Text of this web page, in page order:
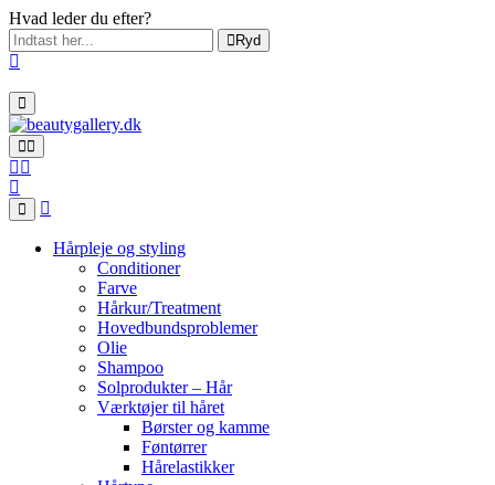
Hvad leder du efter?
Ryd
Hårpleje og styling
Conditioner
Farve
Hårkur/Treatment
Hovedbundsproblemer
Olie
Shampoo
Solprodukter – Hår
Værktøjer til håret
Børster og kamme
Føntørrer
Hårelastikker